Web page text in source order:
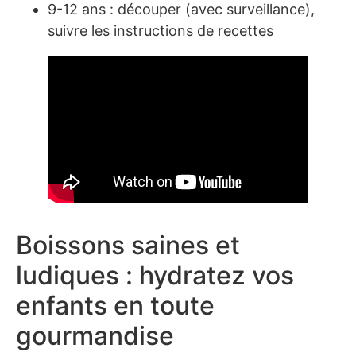
9-12 ans : découper (avec surveillance),
suivre les instructions de recettes
Boissons saines et
ludiques : hydratez vos
enfants en toute
gourmandise